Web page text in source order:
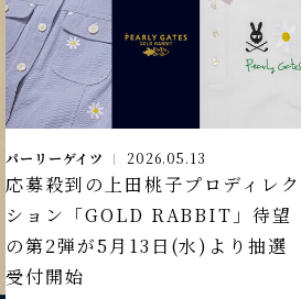
パーリーゲイツ 2026.05.13
応募殺到の上田桃子プロディレク
ション「GOLD RABBIT」待望
の第2弾が5月13日(水)より抽選
受付開始